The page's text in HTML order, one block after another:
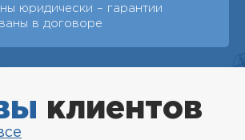
юридически – гарантии
в договоре
клиентов